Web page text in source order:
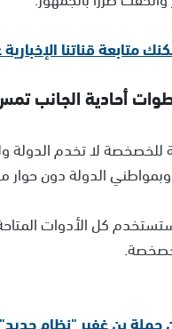
أحادية الجانب
للخصخصة لا تخدم
الدولة دون
كل الأدوات